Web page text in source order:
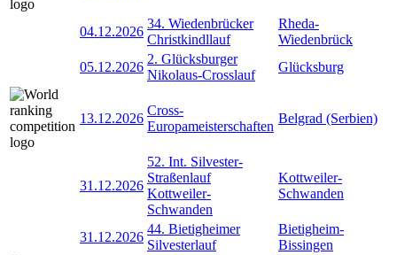
04.12.2026
34. Wiedenbrücker
Christkindllauf
Rheda-
Wiedenbrück
05.12.2026
2. Glücksburger
Nikolaus-Crosslauf
Glücksburg
13.12.2026
Cross-
Europameisterschaften
Belgrad (Serbien)
31.12.2026
52. Int. Silvester-
Straßenlauf
Kottweiler-
Schwanden
Kottweiler-
Schwanden
31.12.2026
44. Bietigheimer
Silvesterlauf
Bietigheim-
Bissingen